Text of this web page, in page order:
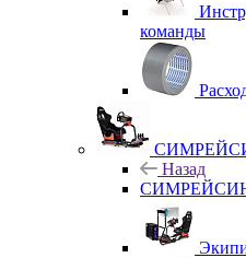
команды
Назад